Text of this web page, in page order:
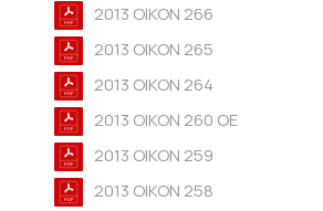
2013 OIKON 266
2013 OIKON 265
2013 OIKON 264
2013 OIKON 260 OE
2013 OIKON 259
2013 OIKON 258